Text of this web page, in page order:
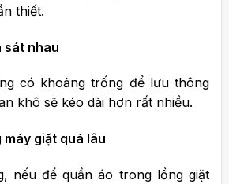
thiết.
sát nhau
có khoảng trống để lưu thông
khô sẽ kéo dài hơn rất nhiều.
giặt quá lâu
nếu để quần áo trong lồng giặt